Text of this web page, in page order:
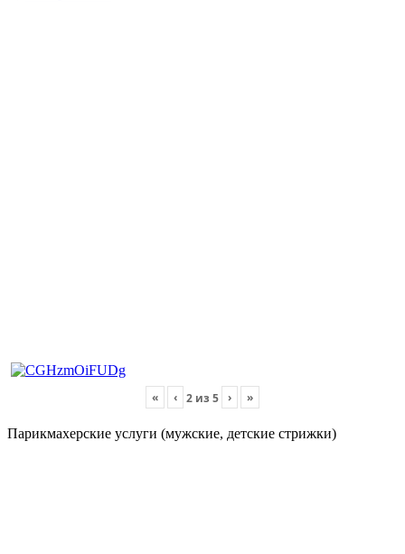
« ‹ 2 из 5 › »
Парикмахерские услуги (мужские, детские стрижки)